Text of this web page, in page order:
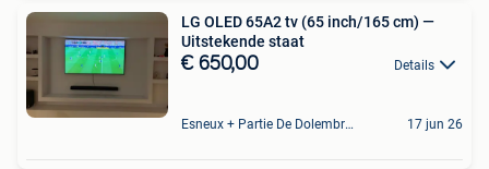
LG OLED 65A2 tv (65 inch/165 cm) —
Uitstekende staat
€ 650,00 Details
Esneux + Partie De Dolembreux 17 jun 26